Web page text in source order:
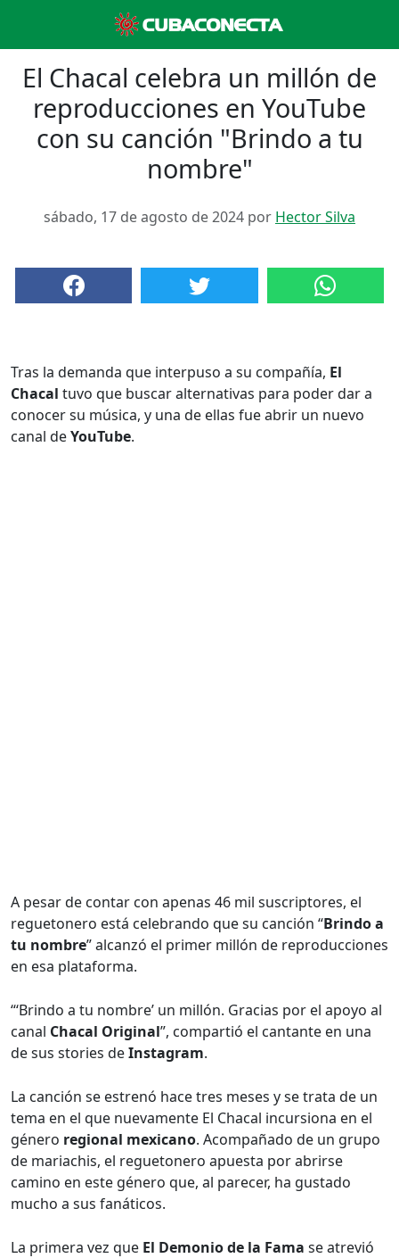
El Chacal celebra un millón de
reproducciones en YouTube
con su canción "Brindo a tu
nombre"
sábado, 17 de agosto de 2024 por Hector Silva
Tras la demanda que interpuso a su compañía, El
Chacal tuvo que buscar alternativas para poder dar a
conocer su música, y una de ellas fue abrir un nuevo
canal deYouTube.
A pesar de contar con apenas 46 mil suscriptores, el
reguetonero está celebrando que su canción “Brindo a
tu nombre” alcanzó el primer millón de reproducciones
en esa plataforma.
“‘Brindo a tu nombre’ un millón. Gracias por el apoyo al
canal Chacal Original”, compartió el cantante en una
de sus stories deInstagram.
La canción se estrenó hace tres meses y se trata de un
tema en el que nuevamente El Chacal incursiona en el
género regional mexicano. Acompañado de un grupo
de mariachis, el reguetonero apuesta por abrirse
camino en este género que, al parecer, ha gustado
mucho a sus fanáticos.
La primera vez que El Demonio de la Fama se atrevió